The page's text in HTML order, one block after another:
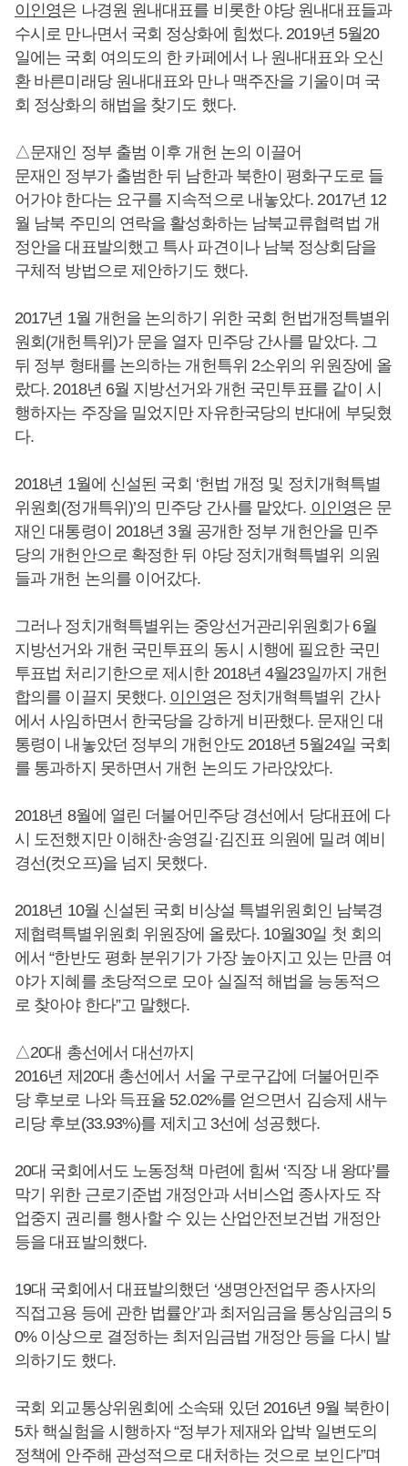
이인영은 나경원 원내대표를 비롯한 야당 원내대표들과
수시로 만나면서 국회 정상화에 힘썼다. 2019년 5월20
일에는 국회 여의도의 한 카페에서 나 원내대표와 오신
환 바른미래당 원내대표와 만나 맥주잔을 기울이며 국
회 정상화의 해법을 찾기도 했다.
△문재인 정부 출범 이후 개헌 논의 이끌어
문재인 정부가 출범한 뒤 남한과 북한이 평화구도로 들
어가야 한다는 요구를 지속적으로 내놓았다. 2017년 12
월 남북 주민의 연락을 활성화하는 남북교류협력법 개
정안을 대표발의했고 특사 파견이나 남북 정상회담을
구체적 방법으로 제안하기도 했다.
2017년 1월 개헌을 논의하기 위한 국회 헌법개정특별위
원회(개헌특위)가 문을 열자 민주당 간사를 맡았다. 그
뒤 정부 형태를 논의하는 개헌특위 2소위의 위원장에 올
랐다. 2018년 6월 지방선거와 개헌 국민투표를 같이 시
행하자는 주장을 밀었지만 자유한국당의 반대에 부딪혔
다.
2018년 1월에 신설된 국회 ‘헌법 개정 및 정치개혁특별
위원회(정개특위)’의 민주당 간사를 맡았다. 이인영은 문
재인 대통령이 2018년 3월 공개한 정부 개헌안을 민주
당의 개헌안으로 확정한 뒤 야당 정치개혁특별위 의원
들과 개헌 논의를 이어갔다.
그러나 정치개혁특별위는 중앙선거관리위원회가 6월
지방선거와 개헌 국민투표의 동시 시행에 필요한 국민
투표법 처리기한으로 제시한 2018년 4월23일까지 개헌
합의를 이끌지 못했다. 이인영은 정치개혁특별위 간사
에서 사임하면서 한국당을 강하게 비판했다. 문재인 대
통령이 내놓았던 정부의 개헌안도 2018년 5월24일 국회
를 통과하지 못하면서 개헌 논의도 가라앉았다.
2018년 8월에 열린 더불어민주당 경선에서 당대표에 다
시 도전했지만 이해찬·송영길·김진표 의원에 밀려 예비
경선(컷오프)을 넘지 못했다.
2018년 10월 신설된 국회 비상설 특별위원회인 남북경
제협력특별위원회 위원장에 올랐다. 10월30일 첫 회의
에서 “한반도 평화 분위기가 가장 높아지고 있는 만큼 여
야가 지혜를 초당적으로 모아 실질적 해법을 능동적으
로 찾아야 한다”고 말했다.
△20대 총선에서 대선까지
2016년 제20대 총선에서 서울 구로구갑에 더불어민주
당 후보로 나와 득표율 52.02%를 얻으면서 김승제 새누
리당 후보(33.93%)를 제치고 3선에 성공했다.
20대 국회에서도 노동정책 마련에 힘써 ‘직장 내 왕따’를
막기 위한 근로기준법 개정안과 서비스업 종사자도 작
업중지 권리를 행사할 수 있는 산업안전보건법 개정안
등을 대표발의했다.
19대 국회에서 대표발의했던 ‘생명안전업무 종사자의
직접고용 등에 관한 법률안’과 최저임금을 통상임금의 5
0% 이상으로 결정하는 최저임금법 개정안 등을 다시 발
의하기도 했다.
국회 외교통상위원회에 소속돼 있던 2016년 9월 북한이
5차 핵실험을 시행하자 “정부가 제재와 압박 일변도의
정책에 안주해 관성적으로 대처하는 것으로 보인다”며